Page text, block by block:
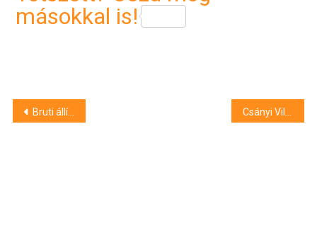
másokkal is!
Bejegyzés
Bruti állítja, nem a külsejét kritizálta a KDNP-s Juhász Hajnalkának